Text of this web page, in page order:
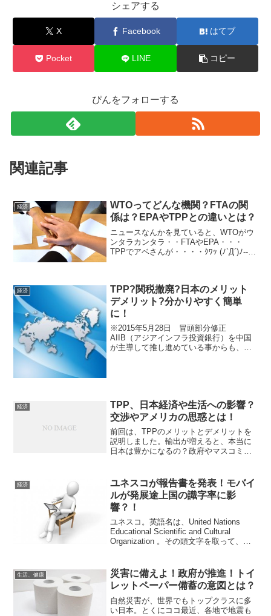
シェアする
X Facebook はてブ
Pocket LINE コピー
ぴんをフォローする
関連記事
経済
WTOってどんな機関？FTAの関
係は？EPAやTPPとの違いとは？
ニュースなんかを見ていると、WTOがウ
ンタラカンタラ・・FTAやEPA・・・
TPPでアベさんが・・・・ｸﾜｯ (ﾉ`Д´)ﾉ-----
経済
TPP?関税撤廃?日本のメリット
デメリット?分かりやすく簡単
に！
※2015年5月28日 冒頭部分修正
AIIB（アジアインフラ投資銀行）を中国
が主導して推し進めている事からも、今
経済
TPP、日本経済や生活への影響？
交渉やアメリカの思惑とは！
前回は、TPPのメリットとデメリットを
説明しました。輸出が増えると、本当に
日本は豊かになるの？政府やマスコミの
よね？この３年ほどは円高が続いていた
から、景気が悪いのだと...
経済
ユネスコが報告書を発表！モバイ
ルが発展途上国の識字率に影
響？！
ユネスコ。英語名は、United Nations
Educational Scientific and Cultural
Organization 。その頭文字を取って、
生活、健康
災害に備えよ！政府が推進！トイ
レットペーパー備蓄の意図とは？
自然災害が、世界でもトップクラスに多
い日本。とくにココ最近、各地で地震も